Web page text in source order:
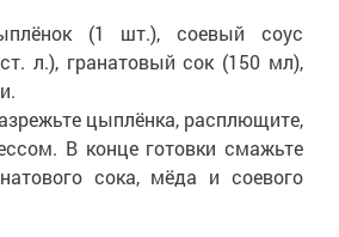
(1 шт.), соевый соус
л.), гранатовый сок (150 мл),
цыплёнка, расплющите,
В конце готовки смажьте
сока, мёда и соевого